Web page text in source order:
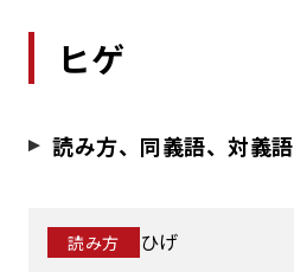
ヒゲ
読み方、同義語、対義語
読み方 ひげ